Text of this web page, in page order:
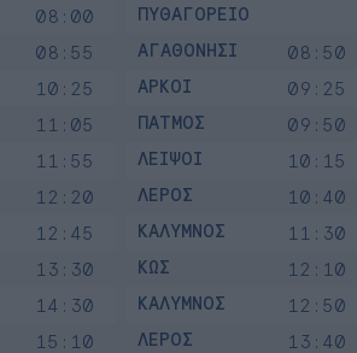
08:00
08:55
10:25
11:05
11:55
12:20
12:45
13:30
14:30
15:10
ΠΥΘΑΓΟΡΕΙΟ
ΑΓΑΘΟΝΗΣΙ
08:50
ΑΡΚΟΙ
09:25
ΠΑΤΜΟΣ
09:50
ΛΕΙΨΟΙ
10:15
ΛΕΡΟΣ
10:40
ΚΑΛΥΜΝΟΣ
11:30
ΚΩΣ
12:10
ΚΑΛΥΜΝΟΣ
12:50
ΛΕΡΟΣ
13:40